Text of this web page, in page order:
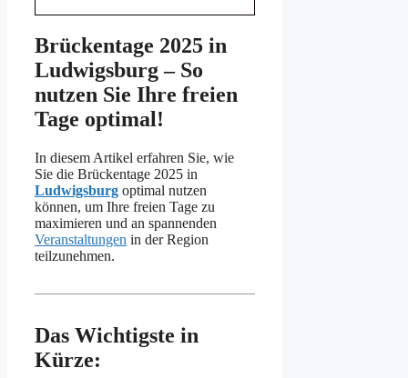
Brückentage 2025 in
Ludwigsburg – So
nutzen Sie Ihre freien
Tage optimal!
In diesem Artikel erfahren Sie, wie
Sie die Brückentage 2025 in
Ludwigsburg optimal nutzen
können, um Ihre freien Tage zu
maximieren und an spannenden
Veranstaltungen in der Region
teilzunehmen.
Das Wichtigste in
Kürze: